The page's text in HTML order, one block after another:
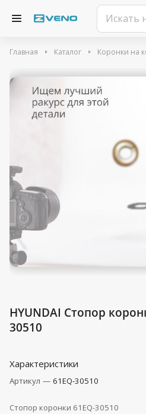
Главная Каталог Коронки на
HYUNDAI Стопор
30510
Характеристики
Артикул — 61EQ-30510
Стопор коронки 61EQ-30510